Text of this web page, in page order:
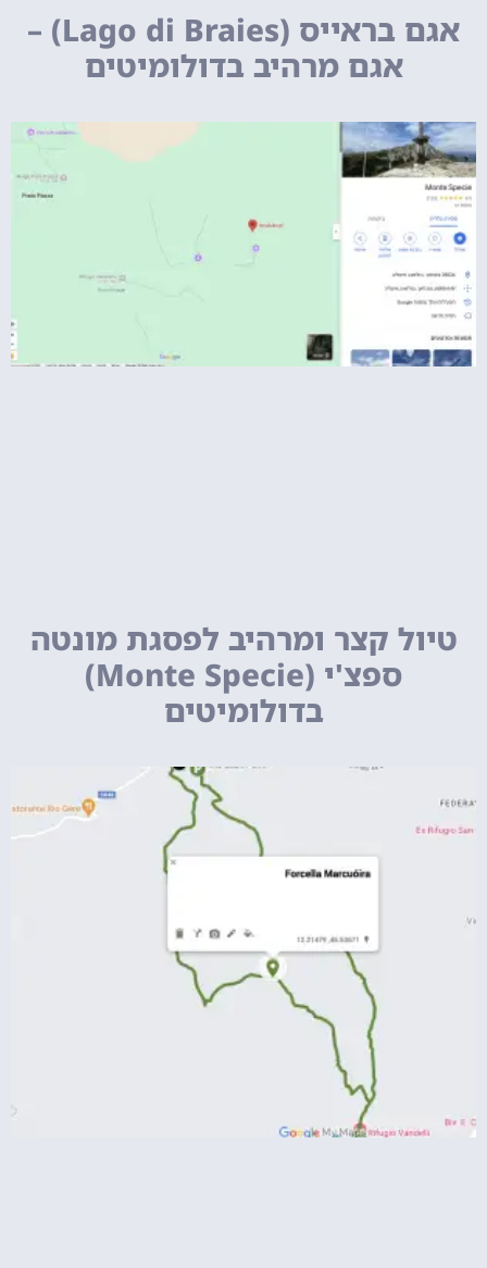
אגם בראייס (Lago di Braies) –
אגם מרהיב בדולומיטים
טיול קצר ומרהיב לפסגת מונטה
ספצ'י (Monte Specie)
בדולומיטים